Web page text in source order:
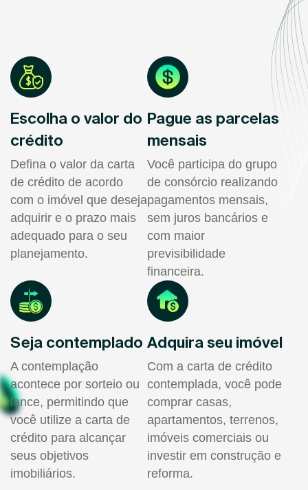
Escolha o valor do
crédito
Defina o valor da carta
de crédito de acordo
com o imóvel que deseja
adquirir e o prazo mais
adequado para o seu
planejamento.
Pague as parcelas
mensais
Você participa do grupo
de consórcio realizando
pagamentos mensais,
sem juros bancários e
com maior
previsibilidade
financeira.
Seja contemplado
A contemplação
acontece por sorteio ou
lance, permitindo que
você utilize a carta de
crédito para alcançar
seus objetivos
imobiliários.
Adquira seu imóvel
Com a carta de crédito
contemplada, você pode
comprar casas,
apartamentos, terrenos,
imóveis comerciais ou
investir em construção e
reforma.